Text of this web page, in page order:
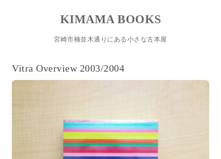
KIMAMA BOOKS
宮崎市楠並木通りにある小さな古本屋
Vitra Overview 2003/2004